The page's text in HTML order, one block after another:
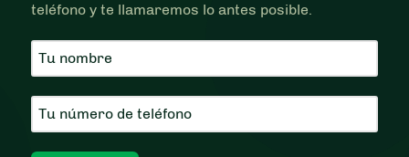
teléfono y te llamaremos lo antes posible.